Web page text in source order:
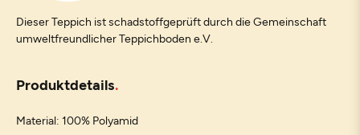
Dieser Teppich ist schadstoffgeprüft durch die Gemeinschaft
umweltfreundlicher Teppichboden e.V.
Produktdetails
Material: 100% Polyamid